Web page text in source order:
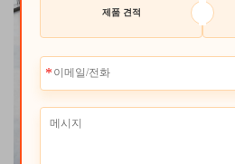
제품 견적